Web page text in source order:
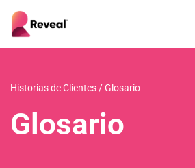
Historias de Clientes /Glosario
Glosario